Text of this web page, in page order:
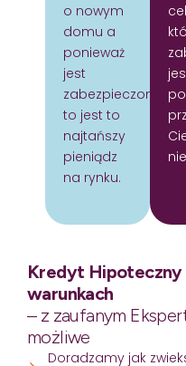
o nowym
domu a
ponieważ
jest
zabezpieczony
to jest to
najtańszy
pieniądz
na rynku.
Kredyt Hipoteczny
warunkach
– z zaufanym
możliwe
Doradzamy jak